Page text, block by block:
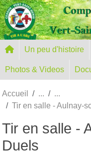
Un peu d'histoire
Photos & Videos
Accueil
Tir en salle - Aulnay-
Tir en salle -
Duels
Panneau de gestion des